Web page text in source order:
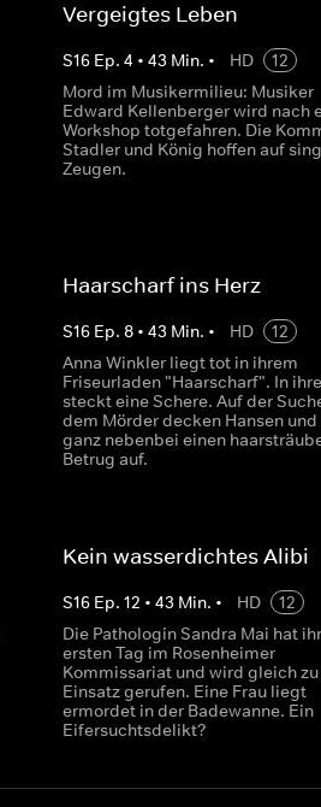
Vergeigtes Leben
S16 Ep. 4 • 43 Min. • HD
12
Mord im Musikermilieu: Musiker
Edward Kellenberger wird nach
Workshop totgefahren. Die
Stadler und König hoffen auf
Zeugen.
Haarscharf ins Herz
S16 Ep. 8• 43 Min. • HD
12
Anna Winkler liegt tot in ihrem
Friseurladen "Haarscharf". In
steckt eine Schere. Auf der
dem Mörder decken Hansen und
ganz nebenbei einen
Betrug auf.
Kein wasserdichtes Alibi
S16 Ep. 12 • 43 Min. • HD
12
Die Pathologin Sandra Mai hat
ersten Tag im Rosenheimer
Kommissariat und wird gleich
Einsatz gerufen. Eine Frau liegt
ermordet in der Badewanne. Ein
Eifersuchtsdelikt?